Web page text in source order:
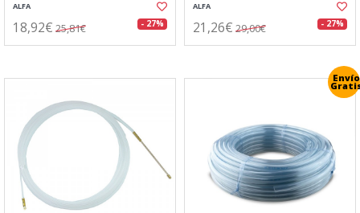
ALFA
18,92€ 25,81€ - 27%
ALFA
21,26€ 29,00€ - 27%
Envío